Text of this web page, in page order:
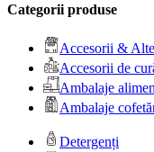
Categorii produse
Accesorii &
Accesorii de
Ambalaje
Ambalaje
Detergenți